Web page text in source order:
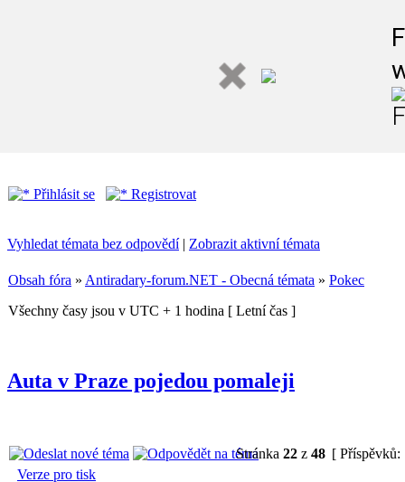
Přihlásit se Registrovat
Vyhledat témata bez odpovědí| Zobrazit aktivní témata
Obsah fóra » Antiradary-forum.NET - Obecná témata » Pokec
Všechny časy jsou v UTC + 1 hodina [ Letní čas ]
Auta v Praze pojedou pomaleji
Stránka 22 z 48 [
Verze pro tisk